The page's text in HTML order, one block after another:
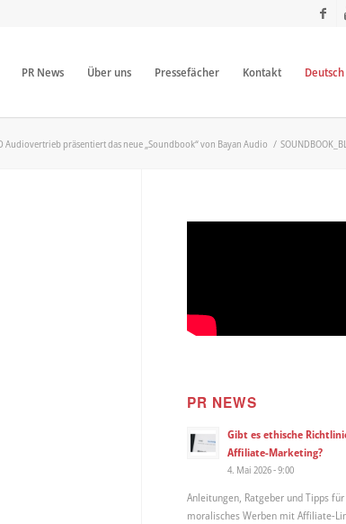
PR News Über uns Pressefächer Kontakt Deutsch
präsentiert das neue „Soundbook“ von Bayan Audio /
PR NEWS
Gibt es ethische
Affiliate-Marketing?
4. Mai 2026 - 9:00
Anleitungen, Ratgeber und Tipps
moralisches Werben mit Affiliate-